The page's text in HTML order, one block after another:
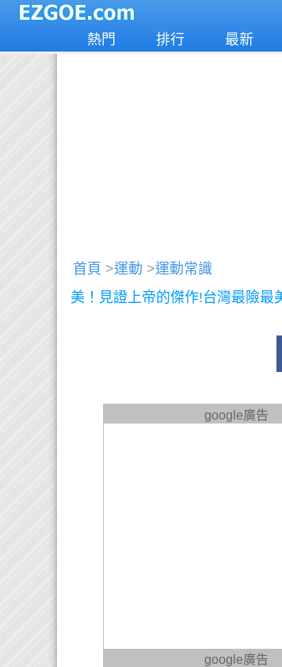
熱門 排行 最新
首頁 >運動 >運動常識
美！見證上帝的傑作!台灣最險最
google廣告
google廣告